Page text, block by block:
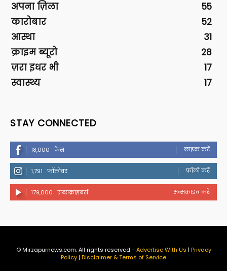
अपना ज़िला
55
कारोबार
52
आस्था
31
क्राइम ब्यूरो
28
ज़रा इधर भी
17
स्वास्थ्य
17
STAY CONNECTED
18,000 फैंस लाइक करें
1,791 फॉलोवर फॉलो करें
179,000 सब्सक्राइबर्स सब्सक्राइब करें
© Mirzapurnews.com. All rights reserved - Advertise With Us | Privacy
Policy| Disclaimer & Terms of Service